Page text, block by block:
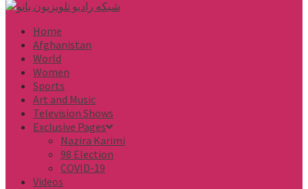
Home
Afghanistan
World
Women
Sports
Art and Music
Television Shows
Exclusive Pages
Nazira Karimi
98 Election
COVID-19
Videos